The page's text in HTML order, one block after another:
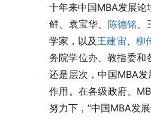
十年来中国MBA发展
鲜、袁宝华、 陈德铭
学家，以及 王建宙
柳
务院学位办、教指委和
还是层次，中国MBA
作用。在各级政府、
努力下，“中国MBA发